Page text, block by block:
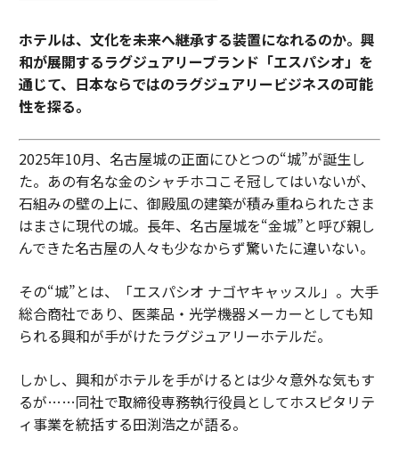
ホテルは、文化を未来へ継承する装置になれるのか。興
和が展開するラグジュアリーブランド「エスパシオ」を
通じて、日本ならではのラグジュアリービジネスの可能
性を探る。
2025年10月、名古屋城の正面にひとつの“城”が誕生し
た。あの有名な金のシャチホコこそ冠してはいないが、
石組みの壁の上に、御殿風の建築が積み重ねられたさま
はまさに現代の城。長年、名古屋城を“金城”と呼び親し
んできた名古屋の人々も少なからず驚いたに違いない。
その“城”とは、「エスパシオ ナゴヤキャッスル」。大手
総合商社であり、医薬品・光学機器メーカーとしても知
られる興和が手がけたラグジュアリーホテルだ。
しかし、興和がホテルを手がけるとは少々意外な気もす
るが……同社で取締役専務執行役員としてホスピタリテ
ィ事業を統括する田渕浩之が語る。